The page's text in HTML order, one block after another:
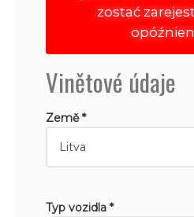
zostać
Vinětové údaje
Země *
Typ vozidla *